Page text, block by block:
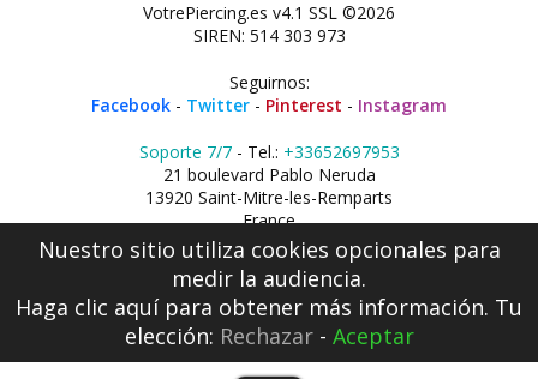
VotrePiercing.es v4.1 SSL ©2026
SIREN: 514 303 973
Seguirnos:
Facebook - Twitter - Pinterest - Instagram
Soporte 7/7- Tel.: +33652697953
21 boulevard Pablo Neruda
13920 Saint-Mitre-les-Remparts
France
Nuestro sitio utiliza cookies opcionales para
medir la audiencia.
Haga clic aquípara obtener más información. Tu
elección: Rechazar- Aceptar